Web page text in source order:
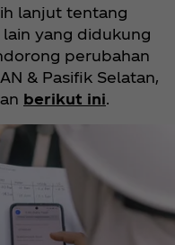
lanjut tentang
lain yang didukung
perubahan
& Pasifik Selatan,
berikut ini.